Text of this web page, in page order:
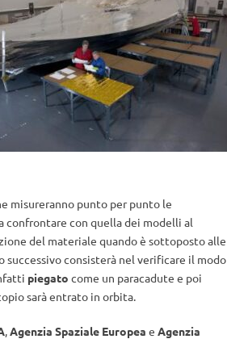
misureranno punto per punto le
confrontare con quella dei modelli al
del materiale quando è sottoposto alle
consisterà nel verificare il modo
piegato come un paracadute e poi
sarà entrato in orbita.
,Agenzia Spaziale Europea e Agenzia